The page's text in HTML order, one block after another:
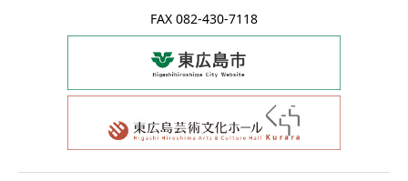
FAX 082-430-7118